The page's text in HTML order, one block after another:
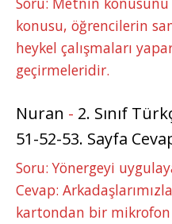
konusu, öğrencilerin
heykel çalışmaları
geçirmeleridir.
Nuran - 2. Sınıf
51-52-53. Sayfa
Soru: Yönergeyi
Cevap:
kartondan bir mikrofon